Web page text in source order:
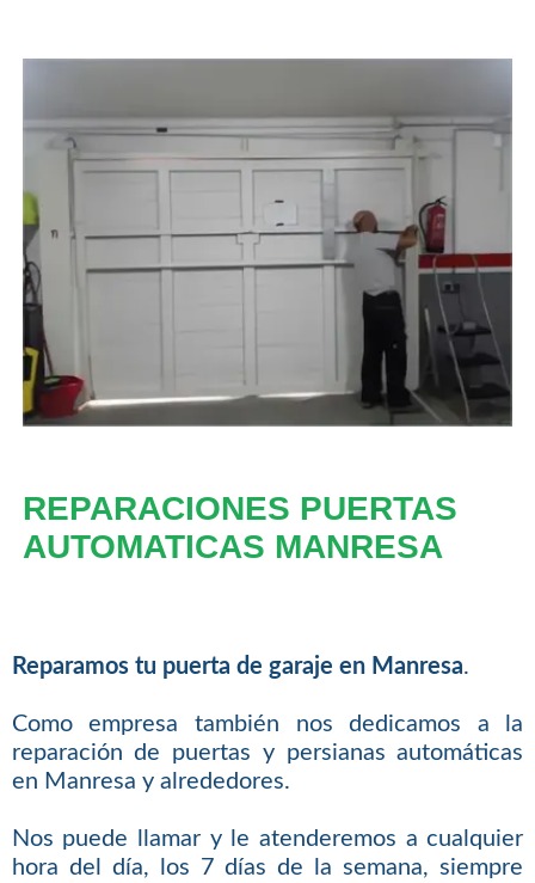
REPARACIONES PUERTAS
AUTOMATICAS MANRESA
Reparamos tu puerta de garaje en Manresa.
Como empresa también nos dedicamos a la
reparación de puertas y persianas automáticas
en Manresa y alrededores.
Nos puede llamar y le atenderemos a cualquier
hora del día, los 7 días de la semana, siempre